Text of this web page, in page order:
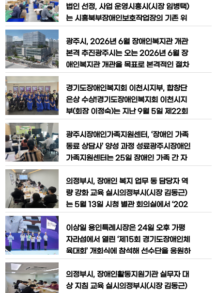
다.주 시장은 장애인 지원에 힘쓰고 있는
관계자들의 노
정돼, 지난 1월 8일 한국장애인고용공단
경기북부지사장으로부터 포상을 전달받
경기북부지사장은 직접 복지관을 방문해
우수기관 선정에 따른 포상을 전달하고,
중증장애인 고용 확대를
법인 선정, 사업 운영시흥시(시장 임병택)
는 시흥북부장애인보호작업장의 기존 위
에 따라, 관련 법령과 민간위탁 절차를 거
쳐 신규 수탁법인을 선정하고 새로운 법인
이 시설 운영을 시작했다.기존 수탁법인의
9월 11일 위탁운영자 모집 공고를 시작으
로, 위탁자 선정심의를 거쳐 11월 1
광주시, 2026년 6월 장애인복지관 개관
본격 추진광주시는 오는 2026년 6월 장
애인복지관 개관을 목표로 본격적인 절차
일 열린 광주시의회 제319회 임시회에서
‘광주시 장애인복지관 설치 및 운영 조
례’와 ‘장애인복지관 민간 위탁 동의안’이
까지 수탁기관 모집 공고를 진행한다.신청
접수는 10월 20일부터 24일
경기도장애인복지회 이천시지부, 합창단
은상 수상!​경기도장애인복지회 이천시지
부(회장 이정숙)는 지난 9월 5일 제22회
에 참가하여 은상을 수상했다.이번 대회는
경기도장애인복지회 각 시군 지부 18팀의
합창단이 참가해 장애인과 비장애인이 함
깊은 행사였다.이천시지부 합창단은 성별,
연령, 장애 종류도 다양한 45명으로 구성
되어,
광주시장애인가족지원센터, ‘장애인 가족
동료 상담사’ 양성 과정 성료광주시장애인
가족지원센터는 25일 장애인 가족 간 자
하기 위해 마련한 ‘장애인 가족 동료 상담
사’ 양성 과정을 성공적으로 마무리했다.
이번 과정은 장애 자녀를 양육하고 있는
성을 갖추고 지역 내 장애인 가족을 위한
상담 활동을 수행할 수 있도록 역량을 강
화하는
의정부시, 장애인 복지 업무 동 담당자 역
량 강화 교육 실시의정부시(시장 김동근)
는 5월 13일 시청 별관 회의실에서 ‘202
화 교육’을 실시했다.이번 교육은 수요자
중심의 장애인 복지 서비스를 제공하고,
장애인 복지 평가 대응 역량을 강화하고자
주민센터 장애인 업무 담당자의 실무 능력
제고와 부서 간 정책 공유 체계
이상일 용인특례시장은 24일 오후 가평
자라섬에서 열린 ‘제15회 경기도장애인체
육대회’ 개회식에 참석해 선수단을 응원하
열리는 경기도장애인체육대회는 장애인
삶의 질 향상과 상호 교류 증진을 위해 매
의정부시, 장애인활동지원기관 실무자 대
상 지침 교육 실시의정부시(시장 김동근)